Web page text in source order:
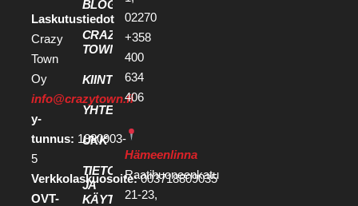
Laskutustiedot
Crazy
Town
Oy
info@crazytown.fi
y-
tunnus: 1880903-
5
Verkkolaskuosoite:003718809035
OVT-
BLOGI
CRAZY
TOWN
KIINTEISTÖKEHITTÄJILLE
YHTEYSTIEDOT
UKK
TIETOSUOJA
JA
KÄYTTÖEHDOT
02270
+358
400
634
406
Hämeenlinna
Raatihuoneenkatu
21-23,